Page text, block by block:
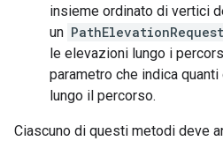
insieme ordinato di vertici
un PathElevationRequest
le elevazioni lungo i
parametro che indica
lungo il percorso.
Ciascuno di questi metodi deve